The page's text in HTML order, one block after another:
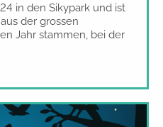
in den Sikypark und ist
der grossen
Jahr stammen, bei der